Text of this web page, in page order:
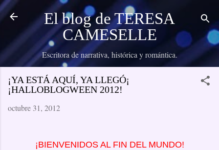
Ir al contenido principal
El blog de TERESA
CAMESELLE
Escritora de narrativa, histórica y romántica.
¡YA ESTÁ AQUÍ, YA LLEGÓ¡
¡HALLOBLOGWEEN 2012!
octubre 31, 2012
¡BIENVENIDOS AL FIN DEL MUNDO!